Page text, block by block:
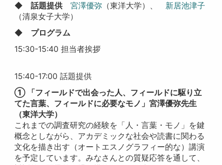
◆ 話題提供
宮澤優弥 （東洋大学）、 新居池津子
（清泉女子大学）
◆ プログラム
15:30-15:40 担当者挨拶
15:40-17:00 話題提供
① 「フィールドで出会った人、フィールドに駆り立
てた言葉、フィールドに必要なモノ」宮澤優弥先生
（東洋大学）
これまでの調査研究の経験を「人・言葉・モノ」を鍵
概念としながら、アカデミックな社会や読書に関わる
文化を描き出す（オートエスノグラフィー的な）講演
を予定しています。みなさんとの質疑応答を通して、